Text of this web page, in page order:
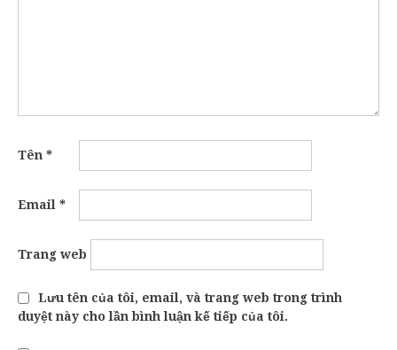
Tên *
Email *
Trang web
Lưu tên của tôi, email, và trang web trong trình
duyệt này cho lần bình luận kế tiếp của tôi.